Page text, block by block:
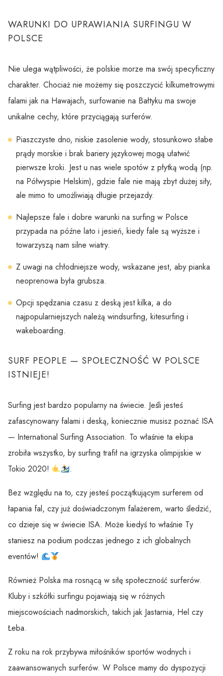
WARUNKI DO UPRAWIANIA SURFINGU W
POLSCE
Nie ulega wątpliwości, że polskie morze ma swój specyficzny
charakter. Chociaż nie możemy się poszczycić kilkumetrowymi
falami jak na Hawajach, surfowanie na Bałtyku ma swoje
unikalne cechy, które przyciągają surferów.
Piaszczyste dno, niskie zasolenie wody, stosunkowo słabe
prądy morskie i brak bariery językowej mogą ułatwić
pierwsze kroki. Jest u nas wiele spotów z płytką wodą (np.
na Półwyspie Helskim), gdzie fale nie mają zbyt dużej siły,
ale mimo to umożliwiają długie przejazdy.
Najlepsze fale i dobre warunki na surfing w Polsce
przypada na późne lato i jesień, kiedy fale są wyższe i
towarzyszą nam silne wiatry.
Z uwagi na chłodniejsze wody, wskazane jest, aby pianka
neoprenowa była grubsza.
Opcji spędzania czasu z deską jest kilka, a do
najpopularniejszych należą windsurfing, kitesurfing i
wakeboarding.
SURF PEOPLE — SPOŁECZNOŚĆ W POLSCE
ISTNIEJE!
Surfing jest bardzo popularny na świecie. Jeśli jesteś
zafascynowany falami i deską, koniecznie musisz poznać ISA
— International Surfing Association. To właśnie ta ekipa
zrobiła wszystko, by surfing trafił na igrzyska olimpijskie w
Tokio 2020!
.
Bez względu na to, czy jesteś początkującym surferem od
łapania fal, czy już doświadczonym falażerem, warto śledzić,
co dzieje się w świecie ISA. Może kiedyś to właśnie Ty
staniesz na podium podczas jednego z ich globalnych
eventów!
Również Polska ma rosnącą w siłę społeczność surferów.
Kluby i szkółki surfingu pojawiają się w różnych
miejscowościach nadmorskich, takich jak Jastarnia, Hel czy
Łeba.
Z roku na rok przybywa miłośników sportów wodnych i
zaawansowanych surferów. W Polsce mamy do dyspozycji